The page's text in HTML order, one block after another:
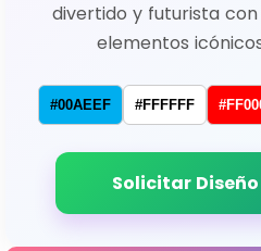
divertido y futurista
elementos
#00AEEF #FFFFFF
Solicitar